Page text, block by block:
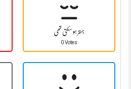
بہتر ہو سکتی تھی
0 Votes